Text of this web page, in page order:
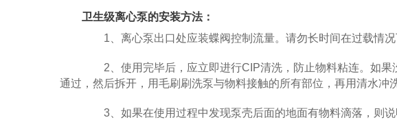
卫生级离心泵的安装方法：
1、离心泵出口处应装蝶阀控制流量。请勿长时间在过载情况
2、使用完毕后，应立即进行CIP清洗，防止物料粘连。如果
通过，然后拆开，用毛刷刷洗泵与物料接触的所有部位，再用清水冲
3、如果在使用过程中发现泵壳后面的地面有物料滴落，则说